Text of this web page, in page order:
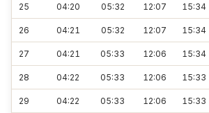
25 04:20 05:32 12:07 15:34
26 04:21 05:32 12:07 15:34
27 04:21 05:33 12:06 15:34
28 04:22 05:33 12:06 15:33
29 04:22 05:33 12:06 15:33